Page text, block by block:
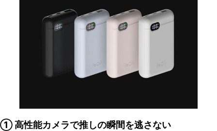
① 高性能カメラで推しの瞬間を逃さない